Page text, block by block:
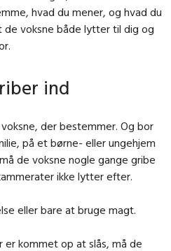
hvad du mener, og hvad du
de voksne både lytter til dig og
ind
der bestemmer. Og bor
på et børne- eller ungehjem
de voksne nogle gange gribe
ikke lytter efter.
eller bare at bruge magt.
er kommet op at slås, må de